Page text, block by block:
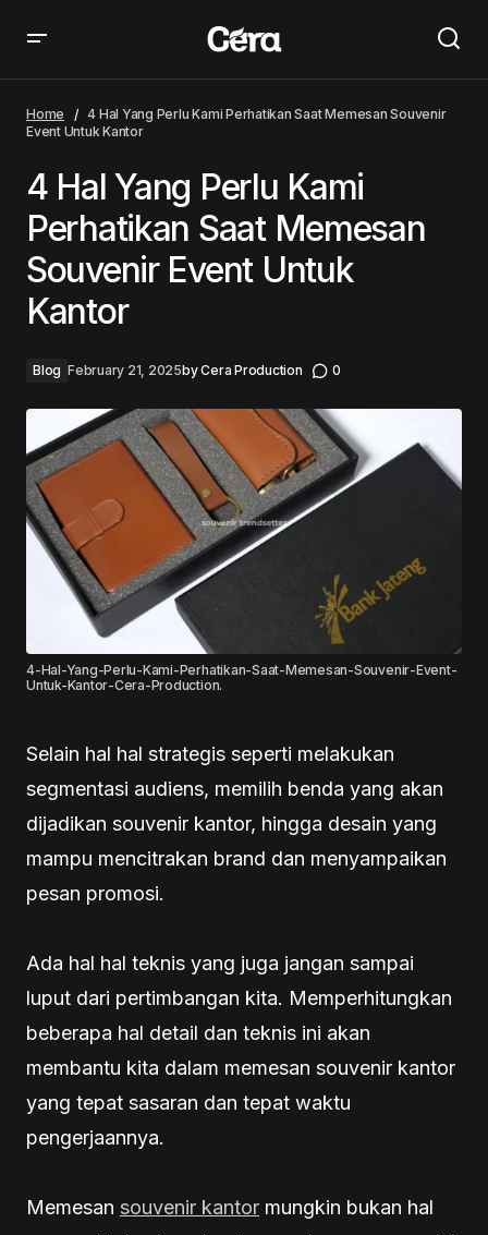
Souvenir Event Untuk Kantor
Home
4 Hal Yang Perlu Kami Perhatikan Saat Memesan Souvenir
Event Untuk Kantor
4 Hal Yang Perlu Kami
Perhatikan Saat Memesan
Souvenir Event Untuk
Kantor
Blog February 21, 2025byCera Production 0
4-Hal-Yang-Perlu-Kami-Perhatikan-Saat-Memesan-Souvenir-Event-
Untuk-Kantor-Cera-Production.
Selain hal hal strategis seperti melakukan
segmentasi audiens, memilih benda yang akan
dijadikan souvenir kantor, hingga desain yang
mampu mencitrakan brand dan menyampaikan
pesan promosi.
Ada hal hal teknis yang juga jangan sampai
luput dari pertimbangan kita. Memperhitungkan
beberapa hal detail dan teknis ini akan
membantu kita dalam memesan souvenir kantor
yang tepat sasaran dan tepat waktu
pengerjaannya.
Memesan souvenir kantor mungkin bukan hal